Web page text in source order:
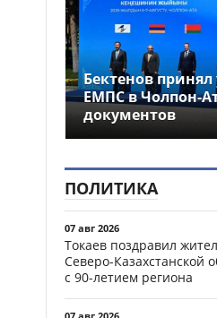
Бектенов
ЕМПС в Чолпон-
документов
ПОЛИТИКА
07 авг 2026
Токаев поздравил
Северо-Казахстанской
с 90-летием региона